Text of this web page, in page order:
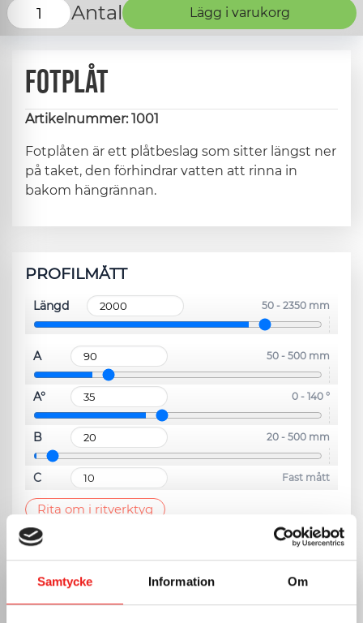
Samtycke Information Om
Fotplåt
Artikelnummer: 1001
Fotplåten är ett plåtbeslag som sitter längst ner
på taket, den förhindrar vatten att rinna in
bakom hängrännan.
PROFILMÅTT
Längd 50 - 2350 mm
A 50 - 500 mm
A° 0 - 140 °
B 20 - 500 mm
C Fast mått
Rita om i ritverktyg
VÄLJ PLÅT
Antal Lägg i varukorg